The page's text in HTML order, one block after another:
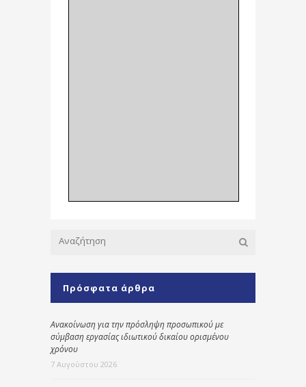
Πρόσφατα άρθρα
Ανακοίνωση για την πρόσληψη προσωπικού με
σύμβαση εργασίας ιδιωτικού δικαίου ορισμένου
χρόνου
7 Αυγούστου 2026